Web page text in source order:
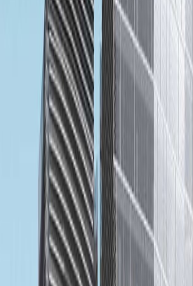
Kantor dari
Ruang kantor
Ruang praktis untuk tim
Harga berdasarkan
Meja kerja bersama